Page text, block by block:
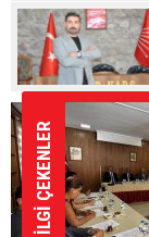
İLGİ ÇEKENLER